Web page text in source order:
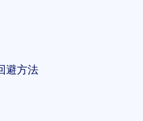
避方法